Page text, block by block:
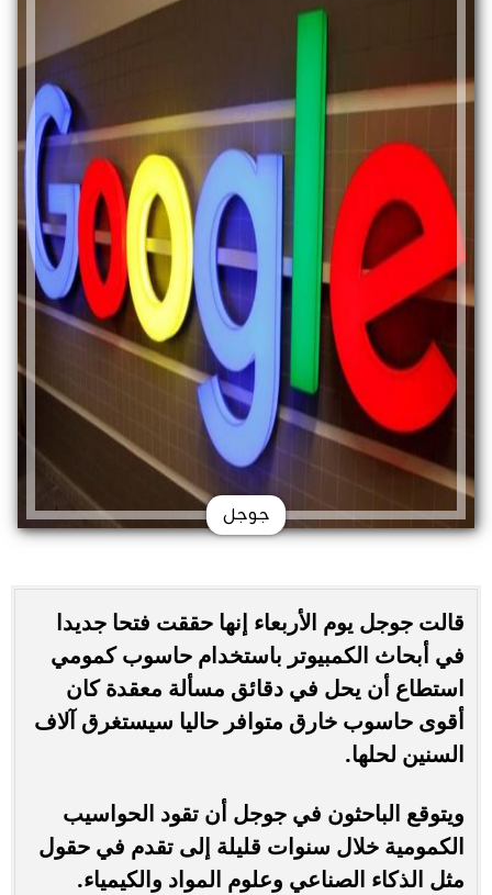
جوجل
قالت جوجل يوم الأربعاء إنها حققت فتحا جديدا
في أبحاث الكمبيوتر باستخدام حاسوب كمومي
استطاع أن يحل في دقائق مسألة معقدة كان
أقوى حاسوب خارق متوافر حاليا سيستغرق آلاف
السنين لحلها.
ويتوقع الباحثون في جوجل أن تقود الحواسيب
الكمومية خلال سنوات قليلة إلى تقدم في حقول
مثل الذكاء الصناعي وعلوم المواد والكيمياء.